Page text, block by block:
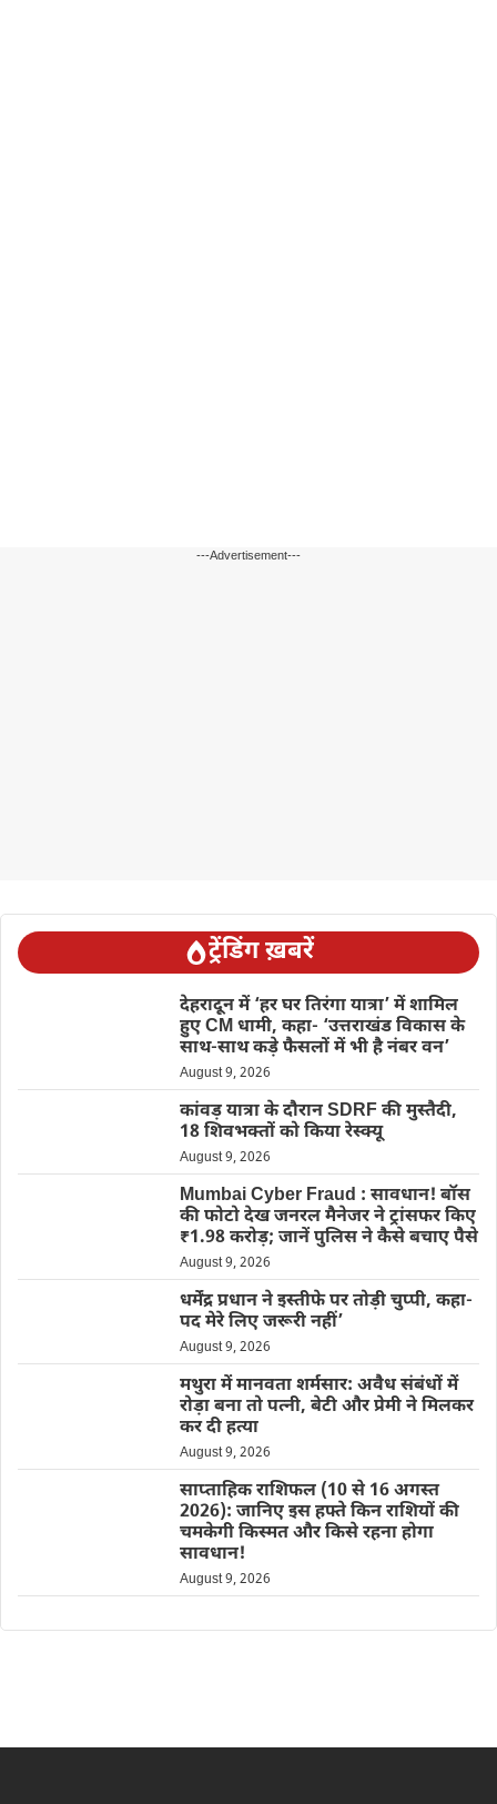
---Advertisement---
ट्रेंडिंग ख़बरें
देहरादून में ‘हर घर तिरंगा यात्रा’ में शामिल
हुए CM धामी, कहा- ‘उत्तराखंड विकास के
साथ-साथ कड़े फैसलों में भी है नंबर वन’
August 9, 2026
कांवड़ यात्रा के दौरान SDRF की मुस्तैदी,
18 शिवभक्तों को किया रेस्क्यू
August 9, 2026
Mumbai Cyber Fraud : सावधान! बॉस
की फोटो देख जनरल मैनेजर ने ट्रांसफर किए
₹1.98 करोड़; जानें पुलिस ने कैसे बचाए पैसे
August 9, 2026
धर्मेंद्र प्रधान ने इस्तीफे पर तोड़ी चुप्पी, कहा-
पद मेरे लिए जरूरी नहीं’
August 9, 2026
मथुरा में मानवता शर्मसार: अवैध संबंधों में
रोड़ा बना तो पत्नी, बेटी और प्रेमी ने मिलकर
कर दी हत्या
August 9, 2026
साप्ताहिक राशिफल (10 से 16 अगस्त
2026): जानिए इस हफ्ते किन राशियों की
चमकेगी किस्मत और किसे रहना होगा
सावधान!
August 9, 2026